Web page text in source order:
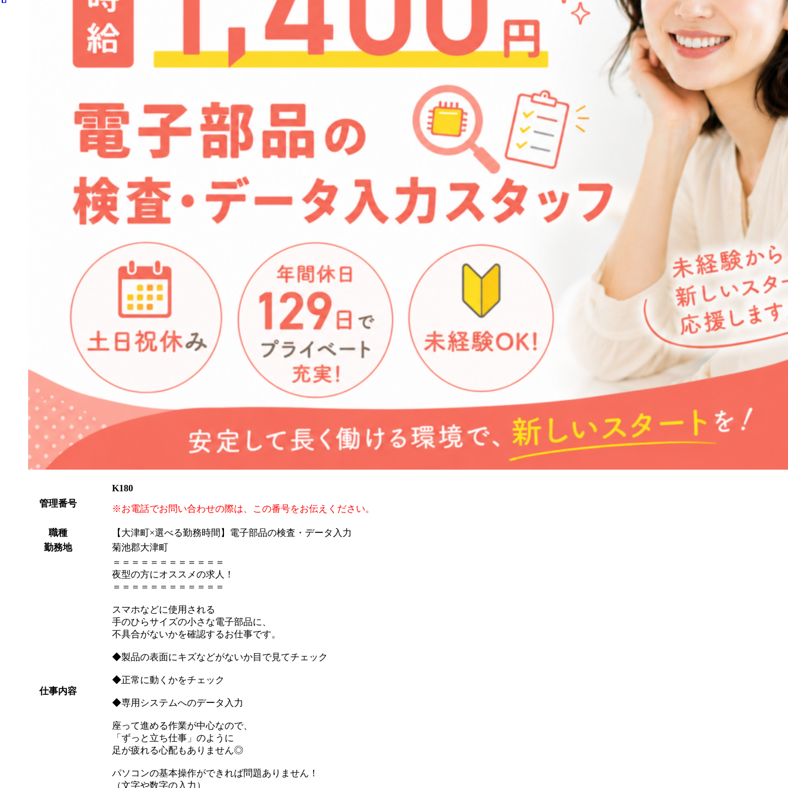
管理番号
K180
※お電話でお問い合わせの際は、この番号をお伝えください。
職種
【大津町×選べる勤務時間】電子部品の検査・データ入力
勤務地
菊池郡大津町
仕事内容
＝＝＝＝＝＝＝＝＝＝＝＝
夜型の方にオススメの求人！
＝＝＝＝＝＝＝＝＝＝＝＝
スマホなどに使用される
手のひらサイズの小さな電子部品に、
不具合がないかを確認するお仕事です。
◆製品の表面にキズなどがないか目で見てチェック
◆正常に動くかをチェック
◆専用システムへのデータ入力
座って進める作業が中心なので、
「ずっと立ち仕事」のように
足が疲れる心配もありません◎
パソコンの基本操作ができれば問題ありません！
（文字や数字の入力）